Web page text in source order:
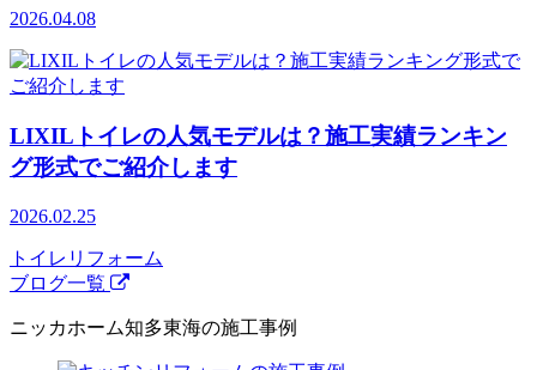
2026.04.08
LIXILトイレの人気モデルは？施工実績ランキン
グ形式でご紹介します
2026.02.25
トイレリフォーム
ブログ一覧
ニッカホーム知多東海の施工事例